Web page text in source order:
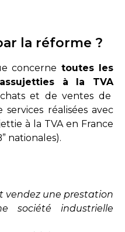
la réforme ?
concerne toutes les
assujetties à la TVA
et de ventes de
réalisées avec
à la TVA en France
nationales).
vendez une prestation
société industrielle